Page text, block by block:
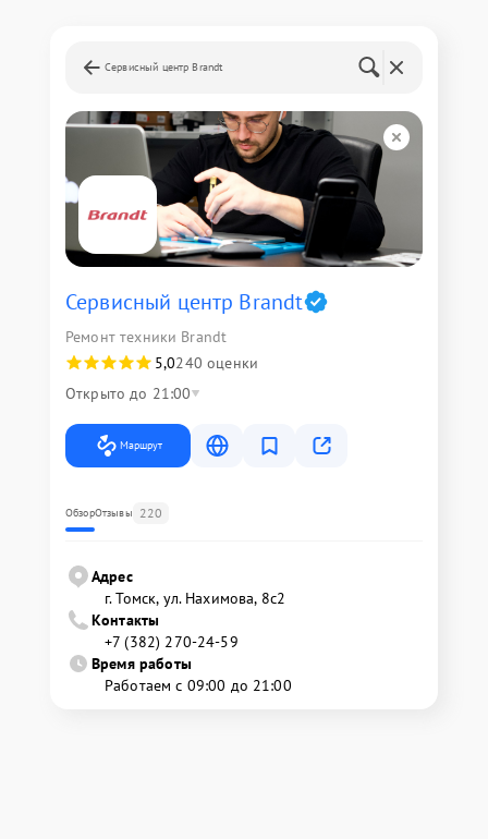
Сервисный центр Brandt
Сервисный центр Brandt
Ремонт техники Brandt
5,0240 оценки
Открыто до 21:00
Маршрут
ОбзорОтзывы 220
Адрес
г. Томск, ул. Нахимова, 8с2
Контакты
+7 (382) 270-24-59
Время работы
Работаем с 09:00 до 21:00